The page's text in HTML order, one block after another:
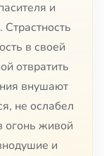
и
в своей
отвратить
внушают
не ослабел
огонь живой
и